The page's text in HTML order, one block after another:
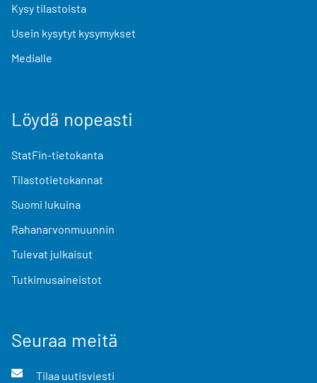
Kysy tilastoista
Usein kysytyt kysymykset
Medialle
Löydä nopeasti
StatFin-tietokanta
Tilastotietokannat
Suomi lukuina
Rahanarvonmuunnin
Tulevat julkaisut
Tutkimusaineistot
Seuraa meitä
Tilaa uutisviesti